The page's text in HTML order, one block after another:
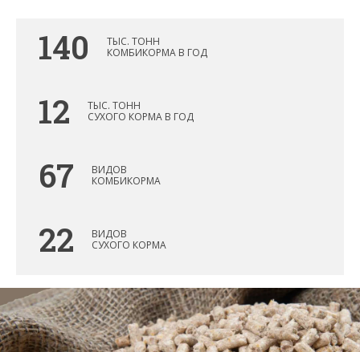
2015
140
ТЫС. ТОНН
КОМБИКОРМА В ГОД
12
ТЫС. ТОНН
СУХОГО КОРМА В ГОД
67
ВИДОВ
КОМБИКОРМА
22
ВИДОВ
СУХОГО КОРМА